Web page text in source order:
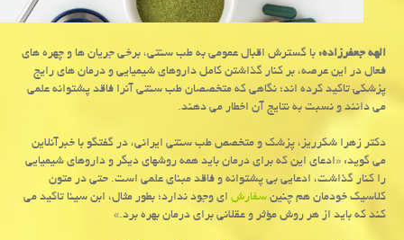
الهه جعفرزاده:با گسترش اقبال عمومی به طب سنتی، برخی جریان ها و چهره های
فعال در این عرصه، بر کنار گذاشتن کامل داروهای شیمیایی و درمان های رایج
پزشکی تاکید کرده اند؛ نگاهی که متخصصان طب سنتی آنرا فاقد پشتوانه علمی
می دانند و نسبت به نتایج آن اخطار می دهند.
دکتر زهرا شکرریز، پزشک و متخصص طب سنتی ایرانی، در گفتگو با خبرآنلاین
می گوید: «ادعای این که برای درمان باید همه روشهای دیگر و داروهای شیمیایی
را کنار گذاشت، ادعایی بی پشتوانه و فاقد مبنای علمی است. حتی در متون
کلاسیک خودمان هم چنینسفارشای وجود ندارد؛ بطور مثال، ابن سینا تاکید می
کند که باید از هر روش مؤثر و عقلانی برای درمان بهره برد.»